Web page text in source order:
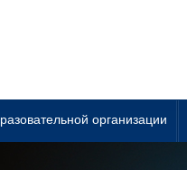
организации